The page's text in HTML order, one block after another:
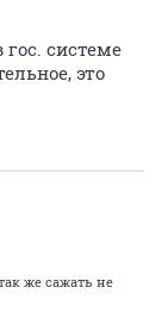
системе
это
же сажать не